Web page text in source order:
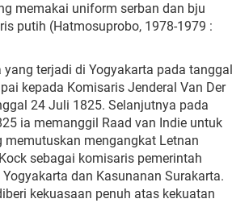
memakai uniform serban dan bju
putih (Hatmosuprobo, 1978-1979 :
yang terjadi di Yogyakarta pada tanggal
kepada Komisaris Jenderal Van Der
24 Juli 1825. Selanjutnya pada
ia memanggil Raad van Indie untuk
memutuskan mengangkat Letnan
sebagai komisaris pemerintah
dan Kasunanan Surakarta.
kekuasaan penuh atas kekuatan